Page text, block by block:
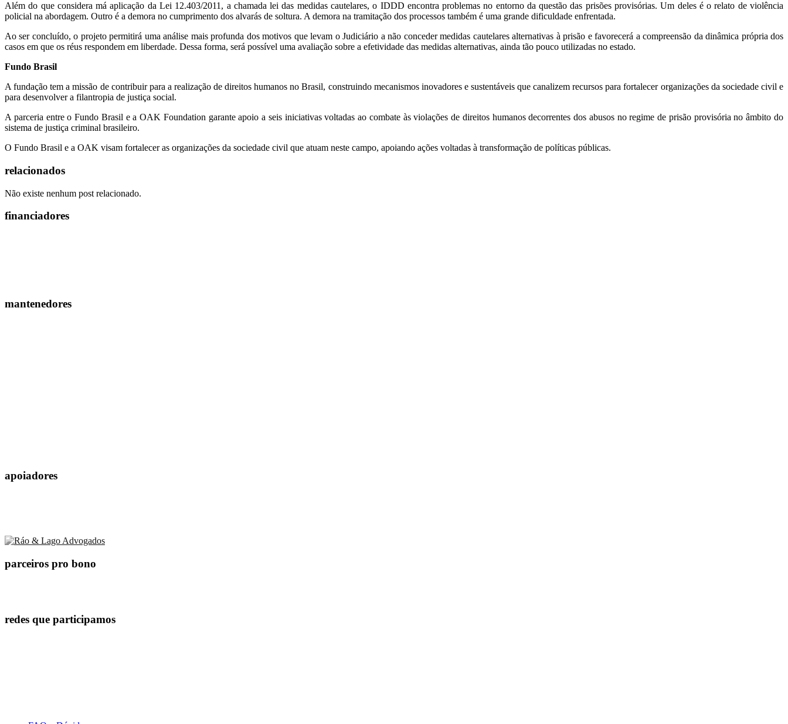
Além do que considera má aplicação da Lei 12.403/2011, a chamada lei das medidas cautelares, o IDDD encontra problemas no entorno da questão das prisões provisórias. Um deles é o relato de violência
policial na abordagem. Outro é a demora no cumprimento dos alvarás de soltura. A demora na tramitação dos processos também é uma grande dificuldade enfrentada.
Ao ser concluído, o projeto permitirá uma análise mais profunda dos motivos que levam o Judiciário a não conceder medidas cautelares alternativas à prisão e favorecerá a compreensão da dinâmica própria dos
casos em que os réus respondem em liberdade. Dessa forma, será possível uma avaliação sobre a efetividade das medidas alternativas, ainda tão pouco utilizadas no estado.
Fundo Brasil
A fundação tem a missão de contribuir para a realização de direitos humanos no Brasil, construindo mecanismos inovadores e sustentáveis que canalizem recursos para fortalecer organizações da sociedade civil e
para desenvolver a filantropia de justiça social.
A parceria entre o Fundo Brasil e a OAK Foundation garante apoio a seis iniciativas voltadas ao combate às violações de direitos humanos decorrentes dos abusos no regime de prisão provisória no âmbito do
sistema de justiça criminal brasileiro.
O Fundo Brasil e a OAK visam fortalecer as organizações da sociedade civil que atuam neste campo, apoiando ações voltadas à transformação de políticas públicas.
relacionados
Não existe nenhum post relacionado.
financiadores
mantenedores
apoiadores
parceiros pro bono
redes que participamos